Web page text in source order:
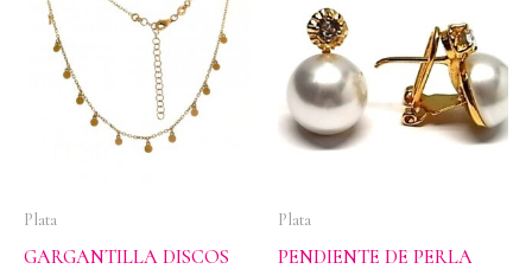
Plata
GARGANTILLA DISCOS
Plata
PENDIENTE DE PERLA